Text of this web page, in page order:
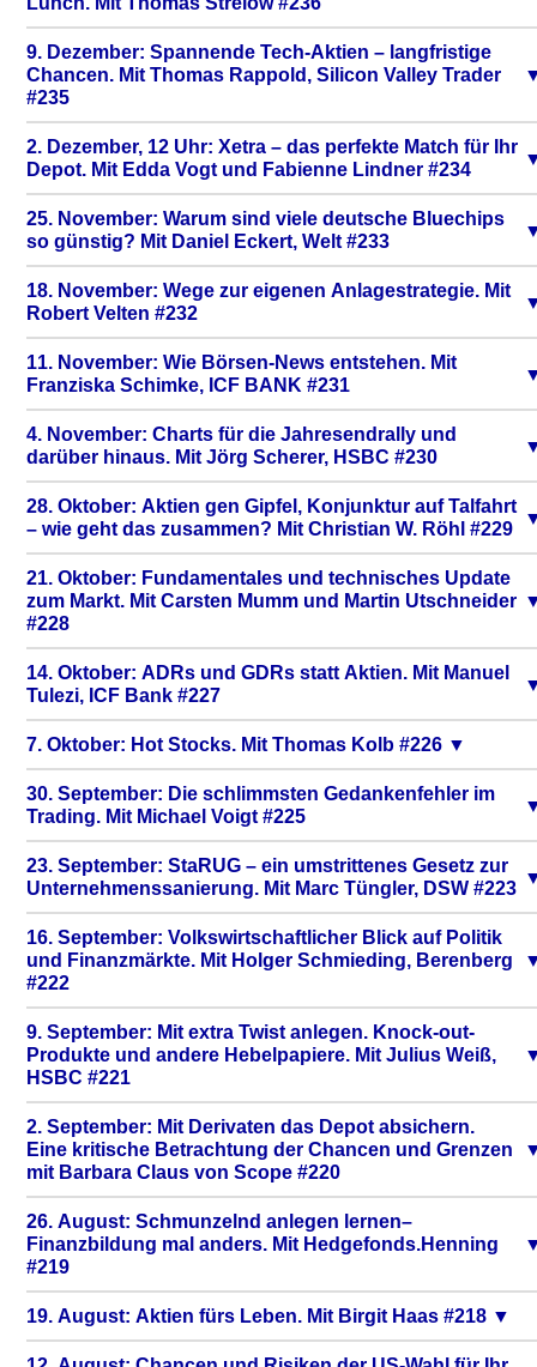
9. Dezember: Spannende Tech-Aktien – langfristige
Chancen. Mit Thomas Rappold, Silicon Valley Trader
#235
2. Dezember, 12 Uhr: Xetra – das perfekte Match für Ihr
Depot. Mit Edda Vogt und Fabienne Lindner #234
25. November: Warum sind viele deutsche Bluechips
so günstig? Mit Daniel Eckert, Welt #233
18. November: Wege zur eigenen Anlagestrategie. Mit
Robert Velten #232
11. November: Wie Börsen-News entstehen. Mit
Franziska Schimke, ICF BANK #231
4. November: Charts für die Jahresendrally und
darüber hinaus. Mit Jörg Scherer, HSBC #230
28. Oktober: Aktien gen Gipfel, Konjunktur auf Talfahrt
– wie geht das zusammen? Mit Christian W. Röhl #229
21. Oktober: Fundamentales und technisches Update
zum Markt. Mit Carsten Mumm und Martin Utschneider
#228
14. Oktober: ADRs und GDRs statt Aktien. Mit Manuel
Tulezi, ICF Bank #227
7. Oktober: Hot Stocks. Mit Thomas Kolb #226
30. September: Die schlimmsten Gedankenfehler im
Trading. Mit Michael Voigt #225
23. September: StaRUG – ein umstrittenes Gesetz zur
Unternehmenssanierung. Mit Marc Tüngler, DSW #223
16. September: Volkswirtschaftlicher Blick auf Politik
und Finanzmärkte. Mit Holger Schmieding, Berenberg
#222
9. September: Mit extra Twist anlegen. Knock-out-
Produkte und andere Hebelpapiere. Mit Julius Weiß,
HSBC #221
2. September: Mit Derivaten das Depot absichern.
Eine kritische Betrachtung der Chancen und Grenzen
mit Barbara Claus von Scope #220
26. August: Schmunzelnd anlegen lernen–
Finanzbildung mal anders. Mit Hedgefonds.Henning
#219
19. August: Aktien fürs Leben. Mit Birgit Haas #218